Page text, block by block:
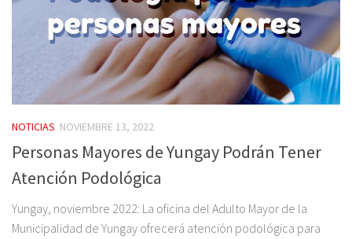
NOTICIAS NOVIEMBRE 13, 2022
Personas Mayores de Yungay Podrán Tener
Atención Podológica
Yungay, noviembre 2022: La oficina del Adulto Mayor de la
Municipalidad de Yungay ofrecerá atención podológica para